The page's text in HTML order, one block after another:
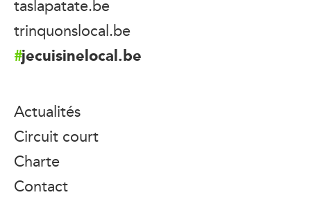
taslapatate.be
trinquonslocal.be
jecuisinelocal.be
Actualités
Circuit court
Charte
Contact